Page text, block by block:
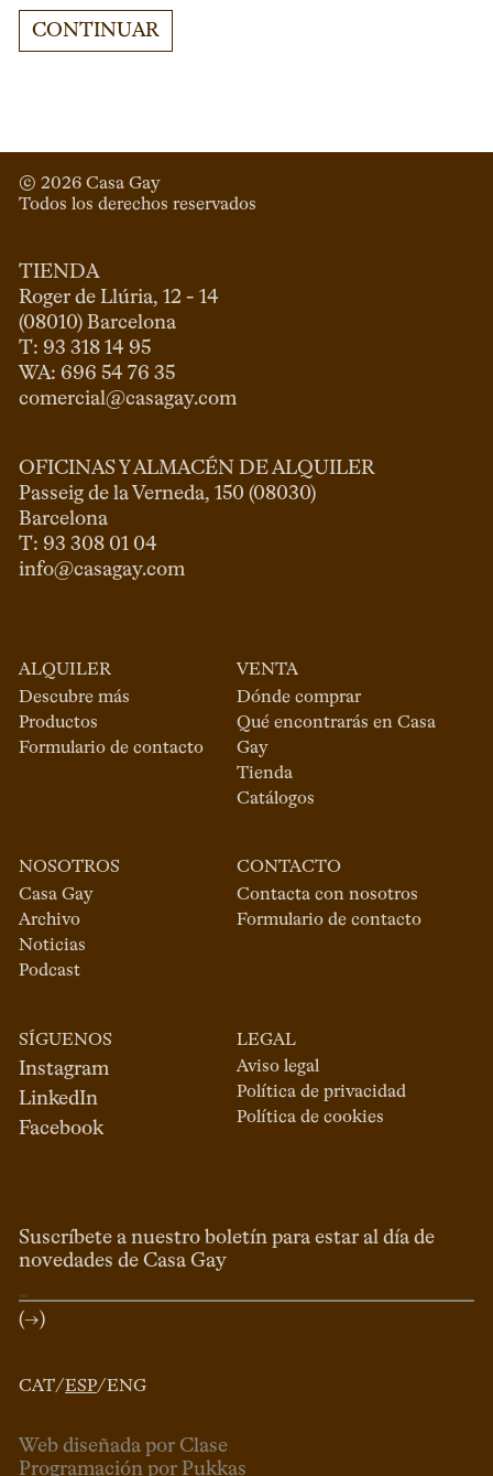
CONTINUAR
© 2026 Casa Gay
Todos los derechos reservados
TIENDA
Roger de Llúria, 12 - 14
(08010) Barcelona
T: 93 318 14 95
comercial@casagay.com
OFICINAS Y ALMACÉN DE ALQUILER
Passeig de la Verneda, 150 (08030)
Barcelona
info@casagay.com
ALQUILER
Descubre más
Productos
Formulario de contacto
VENTA
Dónde comprar
Qué encontrarás en Casa
Gay
Tienda
Catálogos
NOSOTROS
Casa Gay
Archivo
Noticias
Podcast
CONTACTO
Contacta con nosotros
Formulario de contacto
SÍGUENOS
Instagram
LinkedIn
Facebook
LEGAL
Aviso legal
Política de privacidad
Política de cookies
CAT/ESP/ENG
Suscríbete a nuestro boletín para estar al día de
novedades de Casa Gay
(→)
Web diseñada por Clase
Programación por Pukkas